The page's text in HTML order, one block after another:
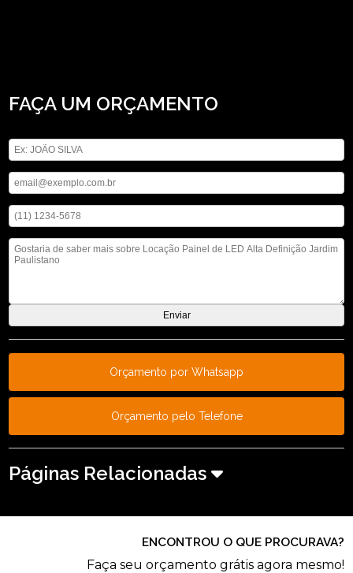
FAÇA UM ORÇAMENTO
Orçamento por Whatsapp
Orçamento pelo Telefone
Páginas Relacionadas
ENCONTROU O QUE PROCURAVA?
Faça seu orçamento grátis agora mesmo!